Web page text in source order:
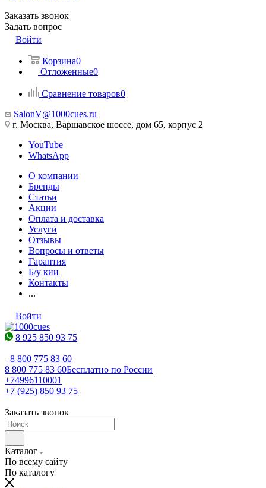
Заказать звонок
Задать вопрос
Войти
Корзина0
Отложенные0
Сравнение товаров0
SalonV@1000cues.ru
г. Москва, Варшавское шоссе, дом 65, корпус 2
YouTube
WhatsApp
О компании
Бренды
Статьи
Акции
Оплата и доставка
Услуги
Отзывы
Вопросы и ответы
Гарантия
Б/у кии
Контакты
...
Войти
8 925 850 93 75
8 800 775 83 60
8 800 775 83 60Бесплатно по России
+74996110001
+7 (925) 850 93 75
Заказать звонок
Каталог
По всему сайту
По каталогу